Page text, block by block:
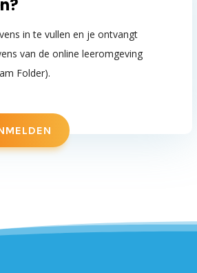
in te vullen en je ontvangt
van de online leeromgeving
Folder).